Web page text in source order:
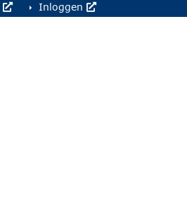
Inloggen